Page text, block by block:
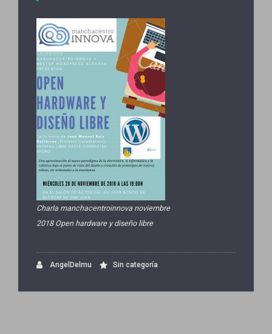
Charla manchacentroinnova noviembre
2018 Open hardware y diseño libre
AngelDelmu Sin categoría